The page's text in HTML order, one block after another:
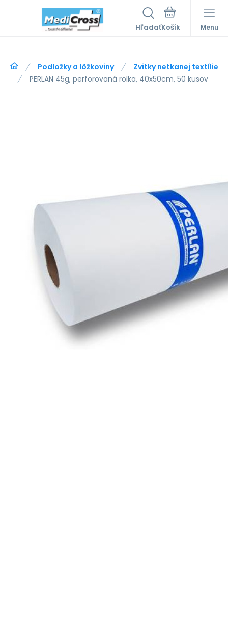
Hľadať Menu
Podložky a lôžkoviny
Zvitky netkanej textílie
PERLAN 45g, perforovaná rolka, 40x50cm, 50 kusov